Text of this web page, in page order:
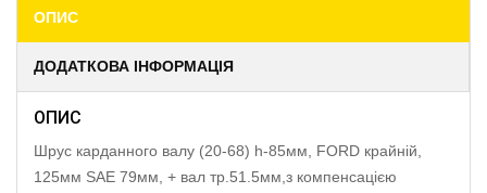
ОПИС
ДОДАТКОВА ІНФОРМАЦІЯ
ОПИС
Шрус карданного валу (20-68) h-85мм, FORD крайній,
125мм SAE 79мм, + вал тр.51.5мм,з компенсацією